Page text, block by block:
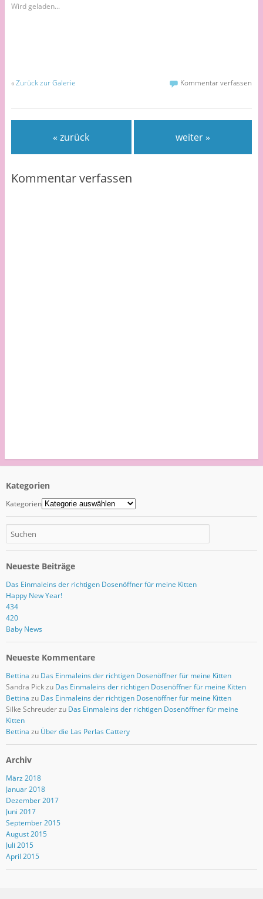
Wird geladen...
«Zurück zur Galerie Kommentar verfassen
« zurück weiter »
Kommentar verfassen
Kategorien
Kategorien
Neueste Beiträge
Das Einmaleins der richtigen Dosenöffner für meine Kitten
Happy New Year!
434
420
Baby News
Neueste Kommentare
Bettina zu Das Einmaleins der richtigen Dosenöffner für meine Kitten
Sandra Pickzu Das Einmaleins der richtigen Dosenöffner für meine Kitten
Bettina zu Das Einmaleins der richtigen Dosenöffner für meine Kitten
Silke Schreuderzu Das Einmaleins der richtigen Dosenöffner für meine
Kitten
Bettina zu Über die Las Perlas Cattery
Archiv
März 2018
Januar 2018
Dezember 2017
Juni 2017
September 2015
August 2015
Juli 2015
April 2015